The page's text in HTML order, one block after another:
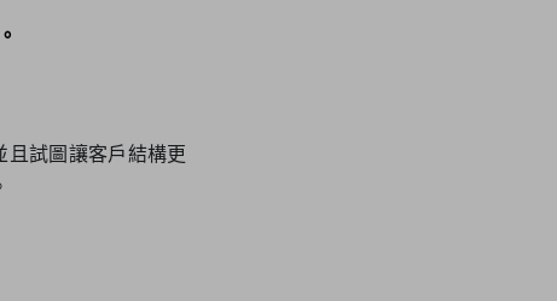
試圖讓客戶結構更